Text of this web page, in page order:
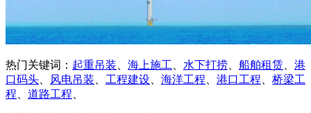
热门关键词： 起重吊装、 海上施工、 水下打捞、 船舶租赁、 港
口码头、 风电吊装、 工程建设、 海洋工程、 港口工程、 桥梁工
程、 道路工程、